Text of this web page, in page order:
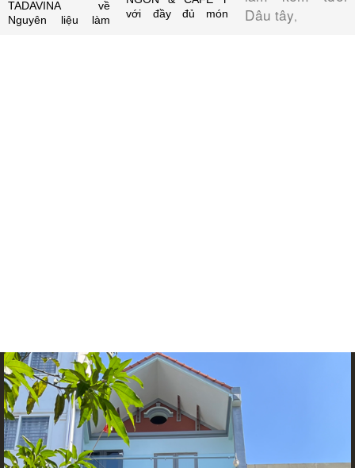
TADAVINA về
Nguyên liệu làm
với đầy đủ món
Dâu tây,